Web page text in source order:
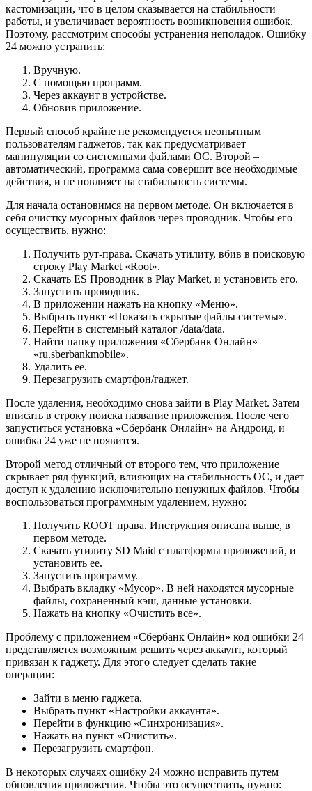
кастомизации, что в целом сказывается на стабильности
работы, и увеличивает вероятность возникновения ошибок.
Поэтому, рассмотрим способы устранения неполадок. Ошибку
24 можно устранить:
Вручную.
С помощью программ.
Через аккаунт в устройстве.
Обновив приложение.
Первый способ крайне не рекомендуется неопытным
пользователям гаджетов, так как предусматривает
манипуляции со системными файлами ОС. Второй –
автоматический, программа сама совершит все необходимые
действия, и не повлияет на стабильность системы.
Для начала остановимся на первом методе. Он включается в
себя очистку мусорных файлов через проводник. Чтобы его
осуществить, нужно:
Получить рут-права. Скачать утилиту, вбив в поисковую
строку Play Market «Root».
Скачать ES Проводник в Play Market, и установить его.
Запустить проводник.
В приложении нажать на кнопку «Меню».
Выбрать пункт «Показать скрытые файлы системы».
Перейти в системный каталог /data/data.
Найти папку приложения «Сбербанк Онлайн» —
«ru.sberbankmobile».
Удалить ее.
Перезагрузить смартфон/гаджет.
После удаления, необходимо снова зайти в Play Market. Затем
вписать в строку поиска название приложения. После чего
запуститься установка «Сбербанк Онлайн» на Андроид, и
ошибка 24 уже не появится.
Второй метод отличный от второго тем, что приложение
скрывает ряд функций, влияющих на стабильность ОС, и дает
доступ к удалению исключительно ненужных файлов. Чтобы
воспользоваться программным удалением, нужно:
Получить ROOT права. Инструкция описана выше, в
первом методе.
Скачать утилиту SD Maid с платформы приложений, и
установить ее.
Запустить программу.
Выбрать вкладку «Мусор». В ней находятся мусорные
файлы, сохраненный кэш, данные установки.
Нажать на кнопку «Очистить все».
Проблему с приложением «Сбербанк Онлайн» код ошибки 24
представляется возможным решить через аккаунт, который
привязан к гаджету. Для этого следует сделать такие
операции:
Зайти в меню гаджета.
Выбрать пункт «Настройки аккаунта».
Перейти в функцию «Синхронизация».
Нажать на пункт «Очистить».
Перезагрузить смартфон.
В некоторых случаях ошибку 24 можно исправить путем
обновления приложения. Чтобы это осуществить, нужно: